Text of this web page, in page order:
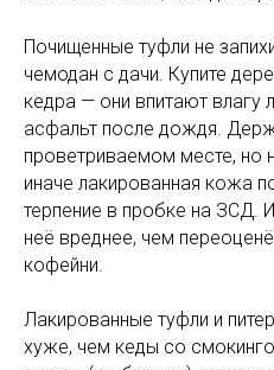
Почищенные туфли не
чемодан с дачи. Купите
кедра — они впитают влагу
асфальт после дождя.
проветриваемом месте, но
иначе лакированная кожа
терпение в пробке на ЗСД.
неё вреднее, чем
кофейни.
Лакированные туфли и
хуже, чем кеды со